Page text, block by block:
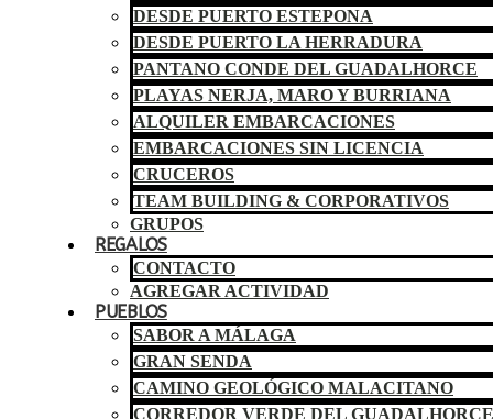
DESDE PUERTO ESTEPONA
DESDE PUERTO LA HERRADURA
PANTANO CONDE DEL GUADALHORCE
PLAYAS NERJA, MARO Y BURRIANA
ALQUILER EMBARCACIONES
EMBARCACIONES SIN LICENCIA
CRUCEROS
TEAM BUILDING & CORPORATIVOS
GRUPOS
REGALOS
CONTACTO
AGREGAR ACTIVIDAD
PUEBLOS
SABOR A MÁLAGA
GRAN SENDA
CAMINO GEOLÓGICO MALACITANO
CORREDOR VERDE DEL GUADALHORCE